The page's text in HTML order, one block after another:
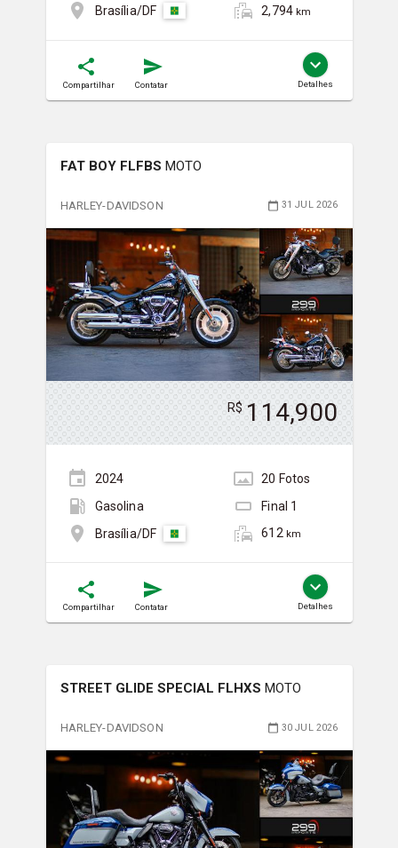
Brasília/DF
2,794 km
Compartilhar Contatar Detalhes
FAT BOY FLFBS MOTO
HARLEY-DAVIDSON 31 JUL 2026
R$ 114,900
2024 20 Fotos
Gasolina
Final 1
Brasília/DF
612km
Compartilhar Contatar Detalhes
STREET GLIDE SPECIAL FLHXS MOTO
HARLEY-DAVIDSON 30 JUL 2026